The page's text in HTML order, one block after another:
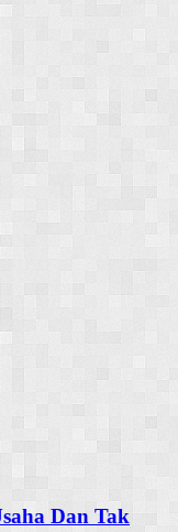
Dan Tak